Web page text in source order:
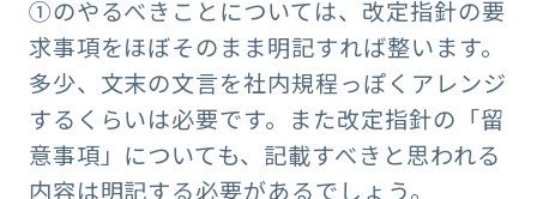
①のやるべきことについては、改定指針の要
求事項をほぼそのまま明記すれば整います。
多少、文末の文言を社内規程っぽくアレンジ
するくらいは必要です。また改定指針の「留
意事項」についても、記載すべきと思われる
内容は明記する必要があるでしょう。